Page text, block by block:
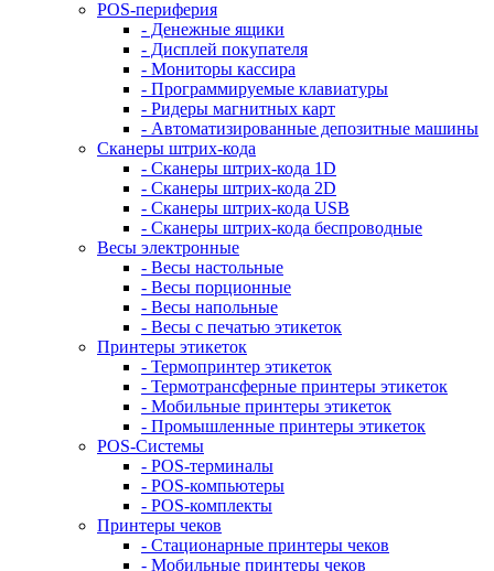
POS-периферия
- Денежные ящики
- Дисплей покупателя
- Мониторы кассира
- Программируемые клавиатуры
- Ридеры магнитных карт
- Автоматизированные депозитные машины
Сканеры штрих-кода
- Сканеры штрих-кода 1D
- Сканеры штрих-кода 2D
- Сканеры штрих-кода USB
- Сканеры штрих-кода беспроводные
Весы электронные
- Весы настольные
- Весы порционные
- Весы напольные
- Весы с печатью этикеток
Принтеры этикеток
- Термопринтер этикеток
- Термотрансферные принтеры этикеток
- Мобильные принтеры этикеток
- Промышленные принтеры этикеток
POS-Системы
- POS-терминалы
- POS-компьютеры
- POS-комплекты
Принтеры чеков
- Стационарные принтеры чеков
- Мобильные принтеры чеков